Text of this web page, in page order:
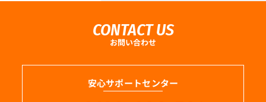
CONTACT US
お問い合わせ
安心サポートセンター